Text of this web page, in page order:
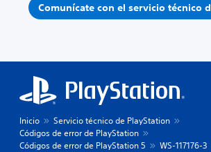
Comunícate con el servicio técnico
Inicio
Servicio técnico de PlayStation
Códigos de error de PlayStation
Códigos de error de PlayStation 5
WS-117176-3